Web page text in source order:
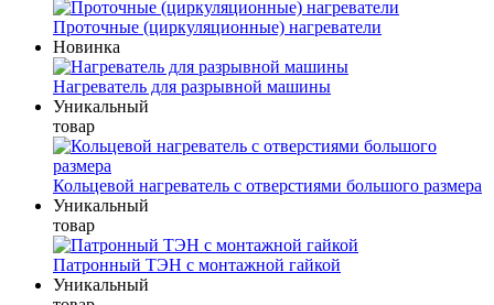
Проточные (циркуляционные) нагреватели
Новинка
Нагреватель для разрывной машины
Уникальный
товар
Кольцевой нагреватель с отверстиями большого размера
Уникальный
товар
Патронный ТЭН с монтажной гайкой
Уникальный